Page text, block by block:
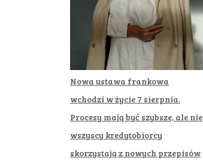
Nowa ustawa frankowa
wchodzi w życie 7 sierpnia.
Procesy mają być szybsze, ale nie
wszyscy kredytobiorcy
skorzystają z nowych przepisów